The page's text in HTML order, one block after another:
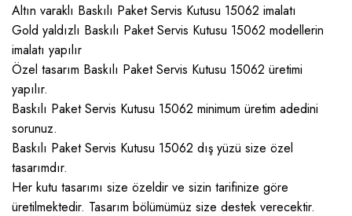
Altın varaklı Baskılı Paket Servis Kutusu 15062 imalatı
Gold yaldızlı Baskılı Paket Servis Kutusu 15062 modellerin
imalatı yapılır
Özel tasarım Baskılı Paket Servis Kutusu 15062 üretimi
yapılır.
Baskılı Paket Servis Kutusu 15062 minimum üretim adedini
sorunuz.
Baskılı Paket Servis Kutusu 15062 dış yüzü size özel
tasarımdır.
Her kutu tasarımı size özeldir ve sizin tarifinize göre
üretilmektedir. Tasarım bölümümüz size destek verecektir.